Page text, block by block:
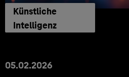
Künstliche
Intelligenz
05.02.2026